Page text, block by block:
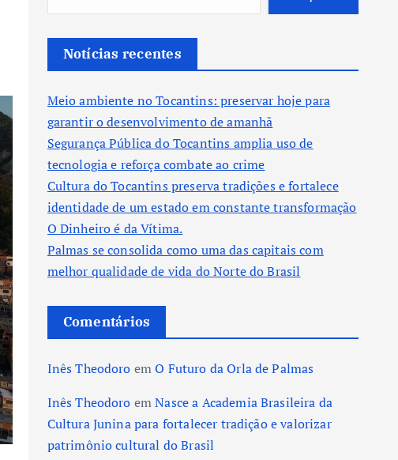
Notícias recentes
Meio ambiente no Tocantins: preservar hoje para
garantir o desenvolvimento de amanhã
Segurança Pública do Tocantins amplia uso de
tecnologia e reforça combate ao crime
Cultura do Tocantins preserva tradições e fortalece
identidade de um estado em constante transformação
O Dinheiro é da Vítima.
Palmas se consolida como uma das capitais com
melhor qualidade de vida do Norte do Brasil
Comentários
Inês Theodoro emO Futuro da Orla de Palmas
Inês Theodoro emNasce a Academia Brasileira da
Cultura Junina para fortalecer tradição e valorizar
patrimônio cultural do Brasil